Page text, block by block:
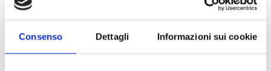
Consenso Dettagli Informazioni sui cookie
Air2-QDT600W